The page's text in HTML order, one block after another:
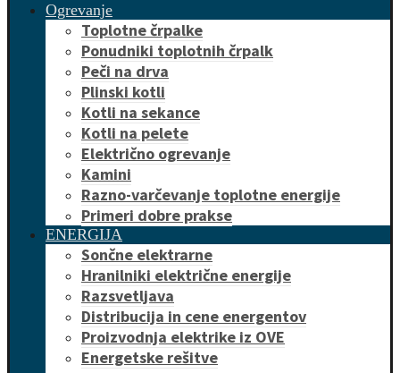
Ogrevanje
Toplotne črpalke
Ponudniki toplotnih črpalk
Peči na drva
Plinski kotli
Kotli na sekance
Kotli na pelete
Električno ogrevanje
Kamini
Razno-varčevanje toplotne energije
Primeri dobre prakse
ENERGIJA
Sončne elektrarne
Hranilniki električne energije
Razsvetljava
Distribucija in cene energentov
Proizvodnja elektrike iz OVE
Energetske rešitve